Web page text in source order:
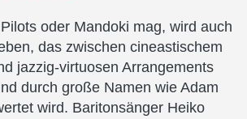
oder Mandoki mag, wird auch
das zwischen cineastischem
jazzig-virtuosen Arrangements
durch große Namen wie Adam
wird. Baritonsänger Heiko